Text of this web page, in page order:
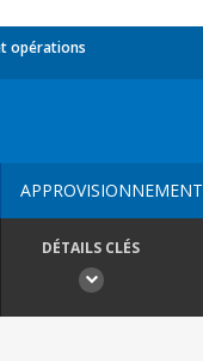
opérations
APPROVISIONNEMENT
DÉTAILS CLÉS